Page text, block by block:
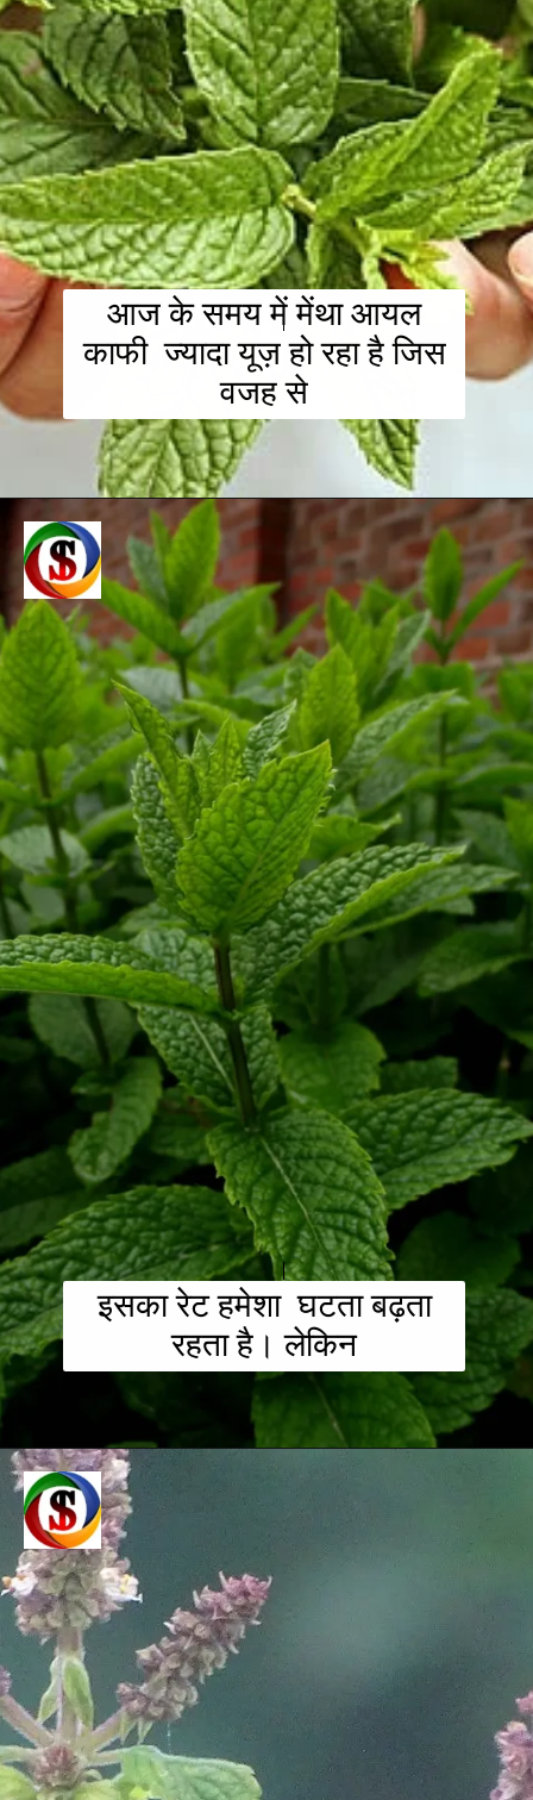
आज के समय में मेंथा आयल
काफी ज्यादा यूज़ हो रहा है जिस
वजह से
इसका रेट हमेशा घटता बढ़ता
रहता है। लेकिन